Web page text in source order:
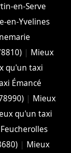
en-Serve
en-Yvelines
| Mieux
qu'un taxi
Émancé
| Mieux
qu'un taxi
| Mieux